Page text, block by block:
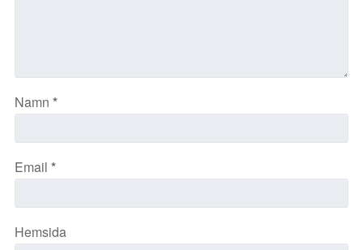
Namn *
Email *
Hemsida